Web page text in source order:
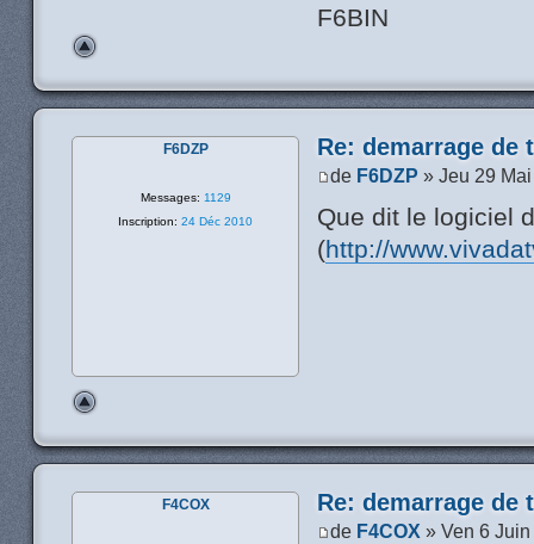
F6BIN
Re: demarrage de
de F6DZP » Jeu 29
Que dit le logiciel
(http://
F6DZP
Messages: 1129
Inscription: 24 Déc 2010
Re: demarrage de
de F4COX » Ven 6
F4COX